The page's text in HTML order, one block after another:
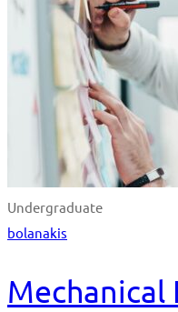
Undergraduate
bolanakis
Mechanical